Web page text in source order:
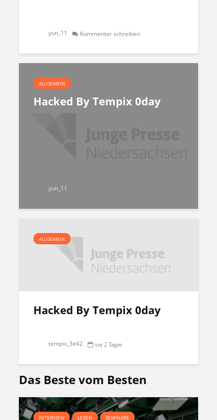
yun_11 Kommentar schreiben
ALLGEMEIN
Hacked By Tempix 0day
yun_11
ALLGEMEIN
Hacked By Tempix 0day
tempix_3e42 vor 2 Tagen
Das Beste vom Besten
INTERVIEW LEBEN SEMINARE